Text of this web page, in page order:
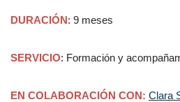
DURACIÓN: 9 meses
SERVICIO: Formación y
EN COLABORACIÓN CON: Clara